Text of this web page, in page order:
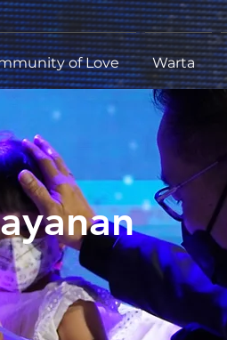
of Love Warta